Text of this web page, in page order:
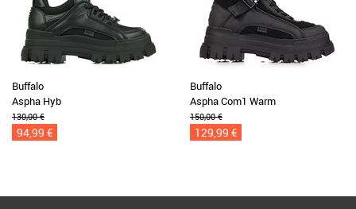
Buffalo
Aspha Hyb
130,00 €
94,99 €
Buffalo
Aspha Com1 Warm
150,00 €
129,99 €